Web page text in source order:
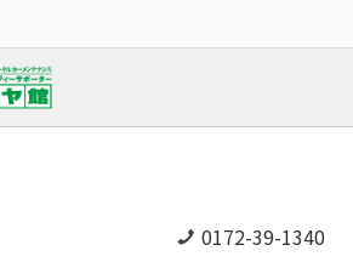
0172-39-1340